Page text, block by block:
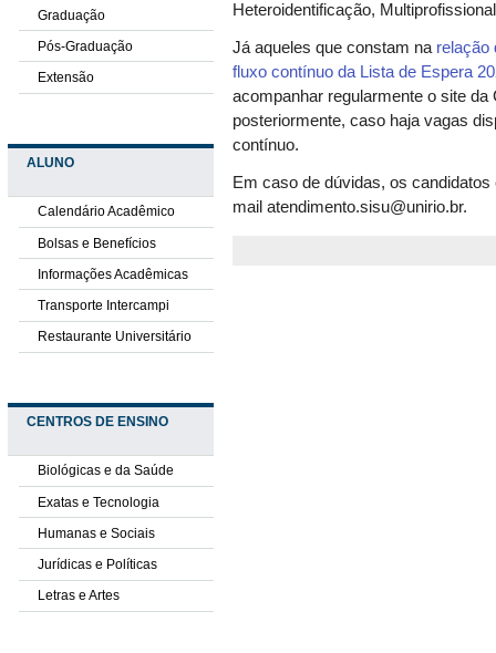
Graduação
Pós-Graduação
Extensão
ALUNO
Calendário Acadêmico
Bolsas e Benefícios
Informações Acadêmicas
Transporte Intercampi
Restaurante Universitário
CENTROS DE ENSINO
Biológicas e da Saúde
Exatas e Tecnologia
Humanas e Sociais
Jurídicas e Políticas
Letras e Artes
Heteroidentificação,
Já aqueles que constam na relação
fluxo contínuo da Lista de Espera
acompanhar regularmente o site
posteriormente, caso haja vagas
contínuo.
Em caso de dúvidas, os
mail atendimento.sisu@unirio.br.